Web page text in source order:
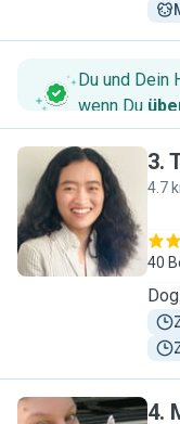
Du und Dein
wenn Du
T
3.
4.7
40
4.